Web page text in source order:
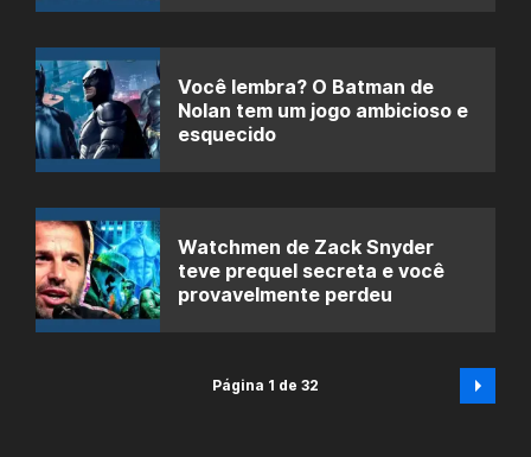
Você lembra? O Batman de
Nolan tem um jogo ambicioso e
esquecido
Watchmen de Zack Snyder
teve prequel secreta e você
provavelmente perdeu
Página 1 de 32